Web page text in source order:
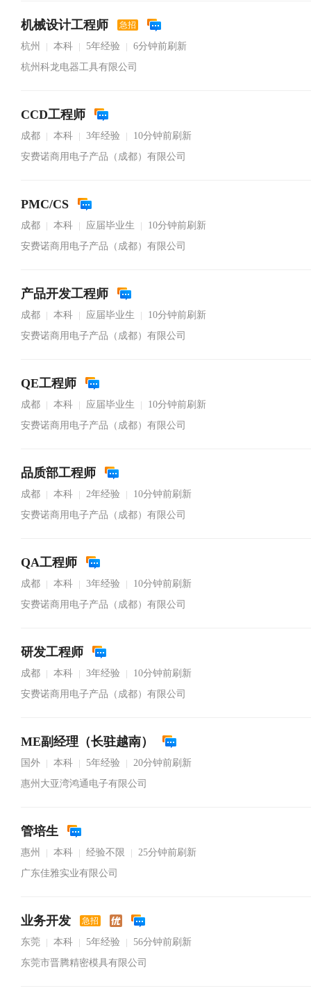
机械设计工程师 急招
杭州 本科 5年经验
6分钟前刷新
杭州科龙电器工具有限公司
CCD工程师
成都 本科 3年经验
10分钟前刷新
安费诺商用电子产品（成都）有限公司
PMC/CS
成都 本科 应届毕业生
10分钟前刷新
安费诺商用电子产品（成都）有限公司
产品开发工程师
成都 本科 应届毕业生
10分钟前刷新
安费诺商用电子产品（成都）有限公司
QE工程师
成都 本科 应届毕业生
10分钟前刷新
安费诺商用电子产品（成都）有限公司
品质部工程师
成都 本科 2年经验
10分钟前刷新
安费诺商用电子产品（成都）有限公司
QA工程师
成都 本科 3年经验
10分钟前刷新
安费诺商用电子产品（成都）有限公司
研发工程师
成都 本科 3年经验
10分钟前刷新
安费诺商用电子产品（成都）有限公司
ME副经理（长驻越南）
国外 本科 5年经验
20分钟前刷新
惠州大亚湾鸿通电子有限公司
管培生
惠州 本科 经验不限
25分钟前刷新
广东佳雅实业有限公司
业务开发 急招
东莞 本科 5年经验
56分钟前刷新
东莞市晋腾精密模具有限公司